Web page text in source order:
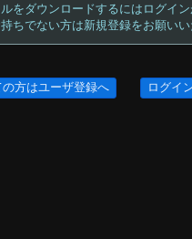
をダウンロードするにはログイ
持ちでない方は新規登録をお願いい
の方はユーザ登録へ ログイ